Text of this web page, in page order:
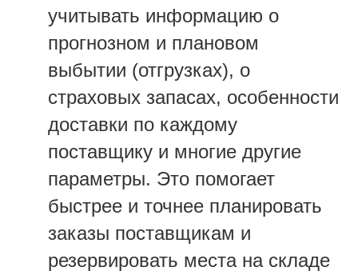
учитывать информацию о
прогнозном и плановом
выбытии (отгрузках), о
страховых запасах, особенности
доставки по каждому
поставщику и многие другие
параметры. Это помогает
быстрее и точнее планировать
заказы поставщикам и
резервировать места на складе